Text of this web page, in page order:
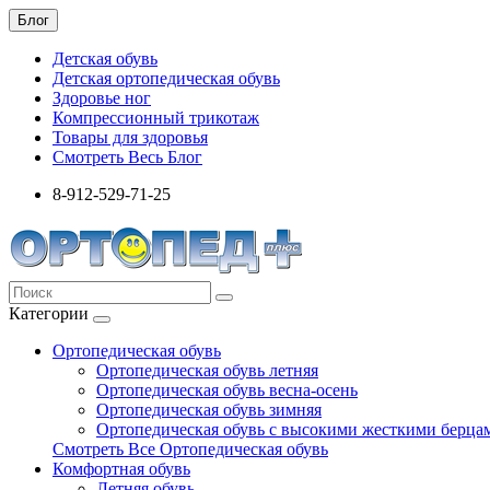
Блог
Детская обувь
Детская ортопедическая обувь
Здоровье ног
Компрессионный трикотаж
Товары для здоровья
Смотреть Весь Блог
8-912-529-71-25
Категории
Ортопедическая обувь
Ортопедическая обувь летняя
Ортопедическая обувь весна-осень
Ортопедическая обувь зимняя
Ортопедическая обувь с высокими жесткими
Смотреть Все Ортопедическая обувь
Комфортная обувь